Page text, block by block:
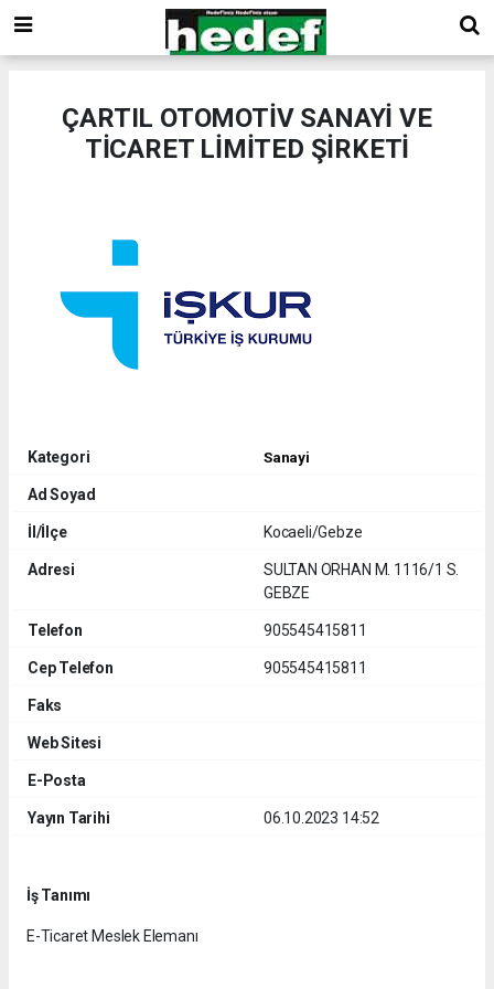
ÇARTIL OTOMOTİV SANAYİ VE
TİCARET LİMİTED ŞİRKETİ
Kategori Sanayi
Ad Soyad
İl/İlçe Kocaeli/Gebze
Adresi
SULTAN ORHAN M. 1116/1 S.
GEBZE
Telefon 905545415811
Cep Telefon 905545415811
Faks
Web Sitesi
E-Posta
Yayın Tarihi 06.10.2023 14:52
İş Tanımı
E-Ticaret Meslek Elemanı